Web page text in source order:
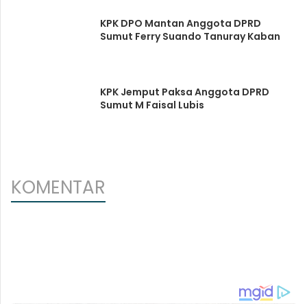
KPK DPO Mantan Anggota DPRD
Sumut Ferry Suando Tanuray Kaban
KPK Jemput Paksa Anggota DPRD
Sumut M Faisal Lubis
KOMENTAR